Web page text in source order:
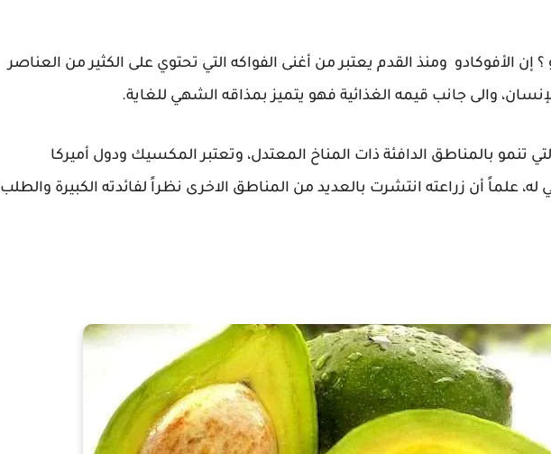
إن الأفوكادو ومنذ القدم يعتبر من أغنى الفواكه التي تحتوي على الكثير من العناصر
والى جانب قيمه الغذائية فهو يتميز بمذاقه الشهي للغاية.
تنمو بالمناطق الدافئة ذات المناخ المعتدل، وتعتبر المكسيك ودول أميركا
علماً أن زراعته انتشرت بالعديد من المناطق الاخرى نظراً لفائدته الكبيرة والطلب